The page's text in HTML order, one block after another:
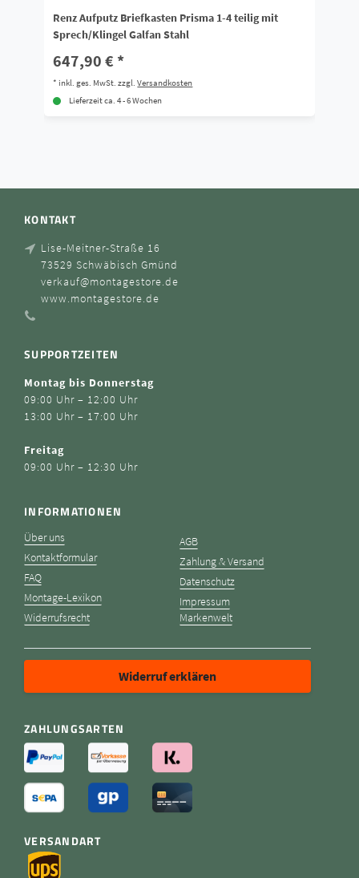
Renz Aufputz Briefkasten Prisma 1-4 teilig mit
Sprech/Klingel Galfan Stahl
647,90 € *
*inkl. ges. MwSt. zzgl.Versandkosten
Lieferzeit ca. 4 - 6 Wochen
KONTAKT
Lise-Meitner-Straße 16
73529 Schwäbisch Gmünd
verkauf@montagestore.de
www.montagestore.de
SUPPORTZEITEN
Montag bis Donnerstag
09:00 Uhr – 12:00 Uhr
13:00 Uhr – 17:00 Uhr
Freitag
09:00 Uhr – 12:30 Uhr
INFORMATIONEN
Über uns
Kontaktformular
FAQ
Montage-Lexikon
Widerrufsrecht
AGB
Zahlung & Versand
Datenschutz
Impressum
Markenwelt
Widerruf erklären
ZAHLUNGSARTEN
VERSANDART